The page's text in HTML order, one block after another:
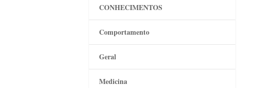
CONHECIMENTOS
Comportamento
Geral
Medicina